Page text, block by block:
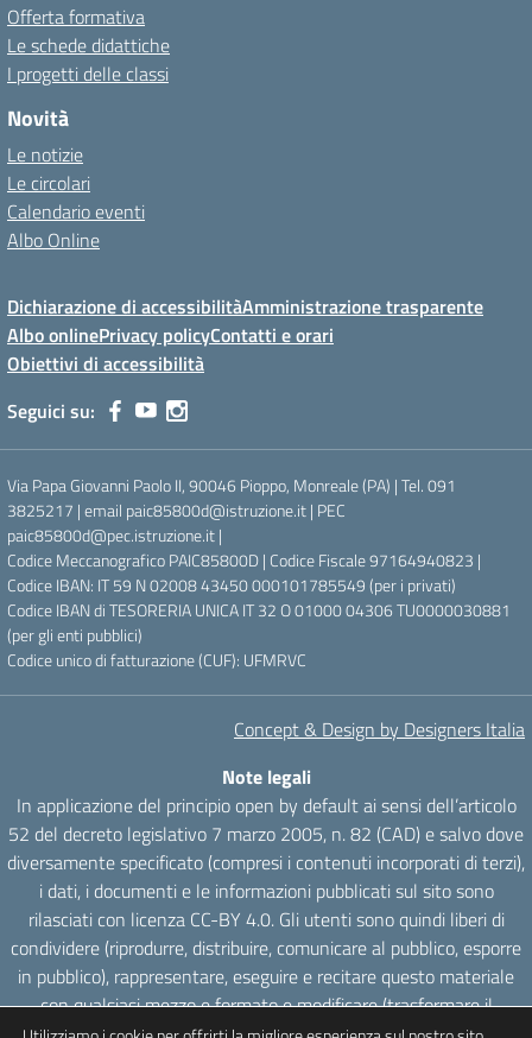
Offerta formativa
Le schede didattiche
I progetti delle classi
Novità
Le notizie
Le circolari
Calendario eventi
Albo Online
Dichiarazione di accessibilitàAmministrazione trasparente
Albo onlinePrivacy policyContatti e orari
Obiettivi di accessibilità
Seguici su:
Via Papa Giovanni Paolo II, 90046 Pioppo, Monreale (PA) | Tel. 091
3825217 | email paic85800d@istruzione.it | PEC
paic85800d@pec.istruzione.it |
Codice Meccanografico PAIC85800D | Codice Fiscale 97164940823 |
Codice IBAN: IT 59 N 02008 43450 000101785549 (per i privati)
Codice IBAN di TESORERIA UNICA IT 32 O 01000 04306 TU0000030881
(per gli enti pubblici)
Codice unico di fatturazione (CUF): UFMRVC
Concept & Design by Designers Italia
Note legali
In applicazione del principio open by default ai sensi dell’articolo
52 del decreto legislativo 7 marzo 2005, n. 82 (CAD) e salvo dove
diversamente specificato (compresi i contenuti incorporati di terzi),
i dati, i documenti e le informazioni pubblicati sul sito sono
rilasciati con licenza CC-BY 4.0. Gli utenti sono quindi liberi di
condividere (riprodurre, distribuire, comunicare al pubblico, esporre
in pubblico), rappresentare, eseguire e recitare questo materiale
con qualsiasi mezzo e formato e modificare (trasformare il